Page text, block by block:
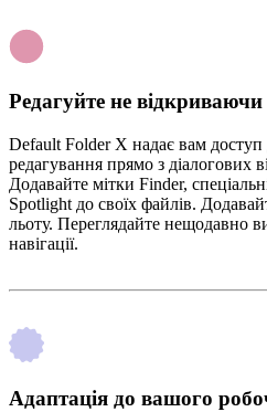
Редагуйте не
Default Folder X надає вам доступ
редагування прямо з діалогових
Додавайте мітки Finder,
Spotlight до своїх файлів.
льоту. Переглядайте нещодавно
навігації.
Адаптація до вашого